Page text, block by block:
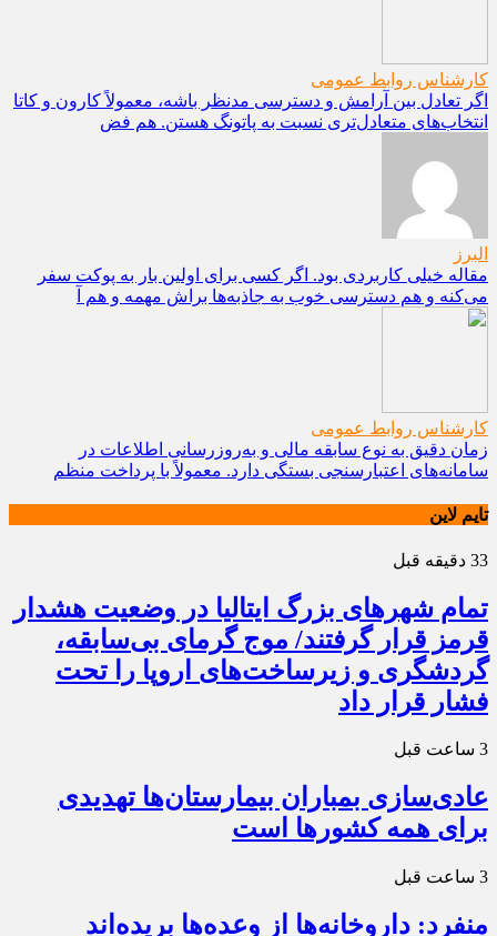
کارشناس روابط عمومی
اگر تعادل بین آرامش و دسترسی مدنظر باشه، معمولاً کارون و کاتا
انتخاب‌های متعادل‌تری نسبت به پاتونگ هستن. هم فض
البرز
مقاله خیلی کاربردی بود. اگر کسی برای اولین بار به پوکت سفر
می‌کنه و هم دسترسی خوب به جاذبه‌ها براش مهمه و هم آ
کارشناس روابط عمومی
زمان دقیق به نوع سابقه مالی و به‌روزرسانی اطلاعات در
سامانه‌های اعتبارسنجی بستگی دارد. معمولاً با پرداخت منظم
تایم لاین
33 دقیقه قبل
تمام شهرهای بزرگ ایتالیا در وضعیت هشدار
قرمز قرار گرفتند/ موج گرمای بی‌سابقه،
گردشگری و زیرساخت‌های اروپا را تحت
فشار قرار داد
3 ساعت قبل
عادی‌سازی بمباران بیمارستان‌ها تهدیدی
برای همه کشورها است
3 ساعت قبل
منفرد: داروخانه‌ها از وعده‌ها بریده‌اند